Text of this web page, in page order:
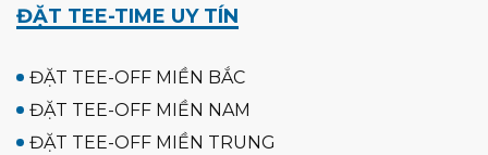
ĐẶT TEE-TIME UY TÍN
ĐẶT TEE-OFF MIỀN BẮC
ĐẶT TEE-OFF MIỀN NAM
ĐẶT TEE-OFF MIỀN TRUNG